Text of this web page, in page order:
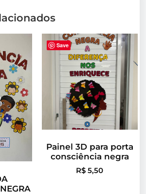
Save
Painel 3D para porta
consciência negra
R$ 5,50